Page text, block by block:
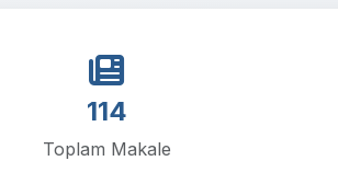
114
Toplam Makale